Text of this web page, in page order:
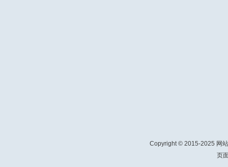
Copyright © 2015-2025 网
页